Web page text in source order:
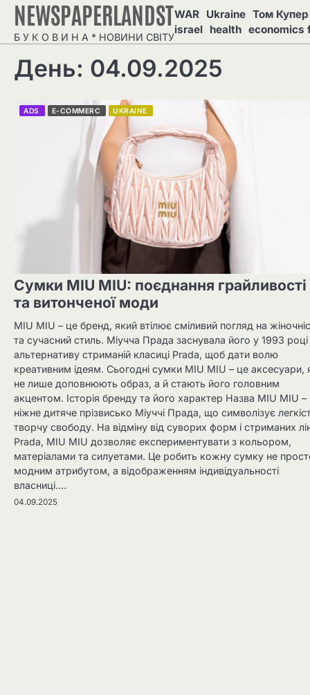
Перейти
вмісту
NEWSPAPERLANDST
Б У К О В И Н А * НОВИНИ СВІТУ
WAR Ukraine Том Купер
israel health economics
День: 04.09.2025
ADS E-COMMERC UKRAINE
Сумки MIU MIU: поєднання грайливості
та витонченої моди
MIU MIU – це бренд, який втілює сміливий погляд на
та сучасний стиль. Міучча Прада заснувала його у 1993 році
альтернативу стриманій класиці Prada, щоб дати волю
креативним ідеям. Сьогодні сумки MIU MIU – це аксесуари,
не лише доповнюють образ, а й стають його головним
акцентом. Історія бренду та його характер Назва MIU MIU –
ніжне дитяче прізвисько Міуччі Прада, що символізує
творчу свободу. На відміну від суворих форм і стриманих
Prada, MIU MIU дозволяє експериментувати з кольором,
матеріалами та силуетами. Це робить кожну сумку не
модним атрибутом, а відображенням індивідуальності
власниці.…
04.09.2025